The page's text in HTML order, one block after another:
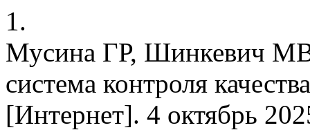
1.
Мусина ГР, Шинкевич
система контроля
[Интернет]. 4 октябрь